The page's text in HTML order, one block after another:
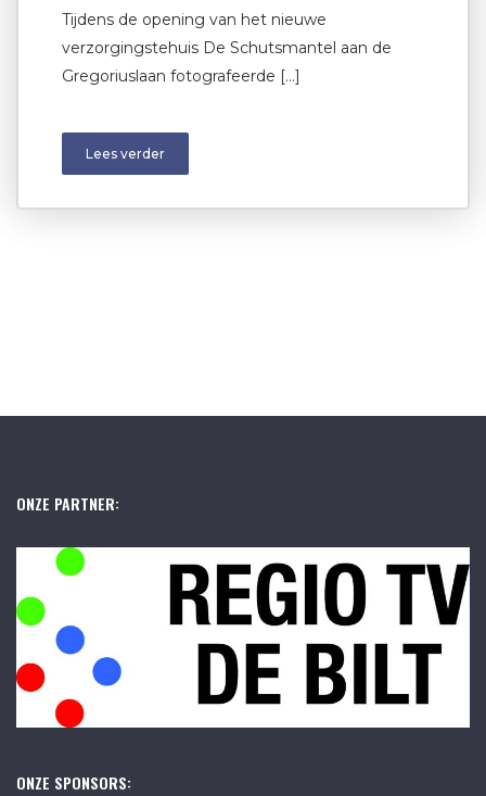
Tijdens de opening van het nieuwe
verzorgingstehuis De Schutsmantel aan de
Gregoriuslaan fotografeerde […]
Lees verder
ONZE PARTNER:
ONZE SPONSORS: